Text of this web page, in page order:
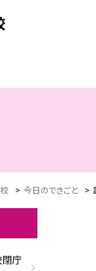
> 今日のできごと >
閉庁